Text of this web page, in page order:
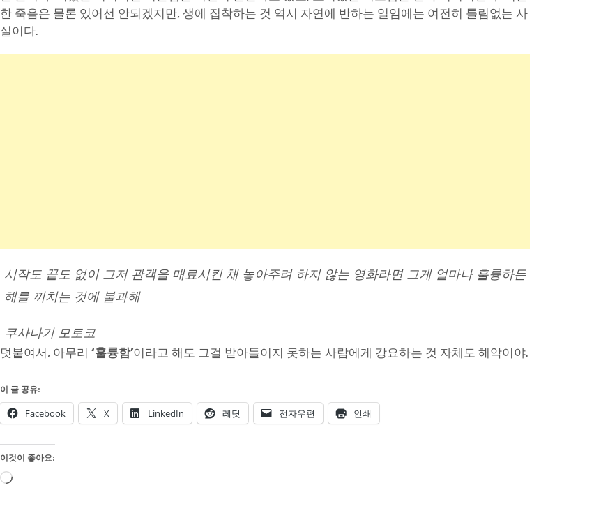
한 죽음은 물론 있어선 안되겠지만, 생에 집착하는 것 역시 자연에 반하는 일임에는 여전히 틀림없는 사
실이다.
시작도 끝도 없이 그저 관객을 매료시킨 채 놓아주려 하지 않는 영화라면 그게 얼마나 훌륭하든
해를 끼치는 것에 불과해
쿠사나기 모토코
덧붙여서, 아무리‘훌륭함’이라고 해도 그걸 받아들이지 못하는 사람에게 강요하는 것 자체도 해악이야.
이 글 공유:
Facebook X LinkedIn 레딧 전자우편 인쇄
이것이 좋아요:
로